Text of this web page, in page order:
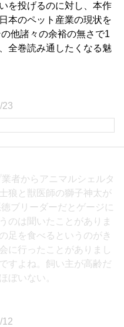
を投げるのに対し、本作
本のペット産業の現状を
他諸々の余裕の無さで1
全巻読み通したくなる魅
23
者からアニマルシェルタ
狼と獣医師の獅子神太が
ブリーダーだとゲージに
のは聞いたことがありま
足を食べるというのがき
に行ったことがありまし
すよね。飼い主が高齢だ
ぼいない。
12